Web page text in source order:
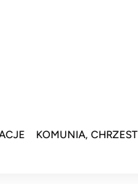
KOMUNIA, CHRZEST